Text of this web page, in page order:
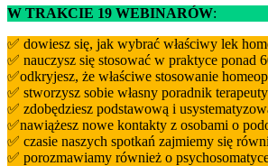
W TRAKCIE 19 WEBINARÓW:
✅ dowiesz się, jak wybrać właściwy lek
✅ nauczysz się stosować w praktyce ponad
✅odkryjesz, że właściwe stosowanie
✅ stworzysz sobie własny poradnik
✅ zdobędziesz podstawową i
✅nawiążesz nowe kontakty z osobami o
✅ czasie naszych spotkań zajmiemy się
✅ porozmawiamy również o